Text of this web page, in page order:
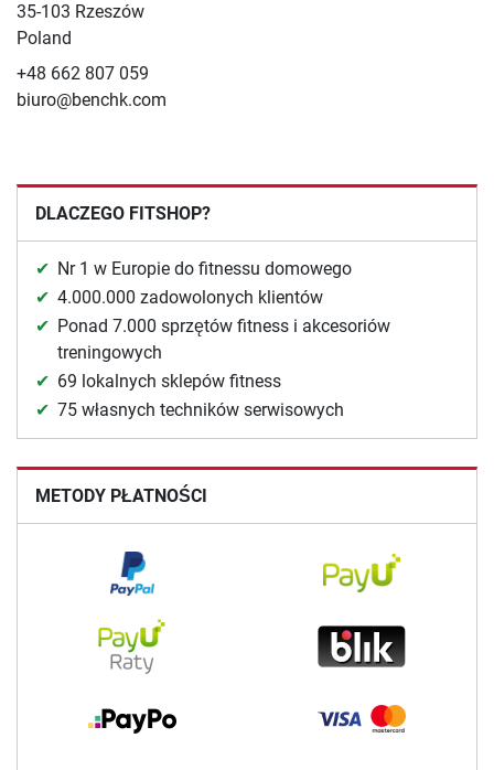
35-103 Rzeszów
Poland
+48 662 807 059
biuro@benchk.com
DLACZEGO FITSHOP?
Nr 1 w Europie do fitnessu domowego
4.000.000 zadowolonych klientów
Ponad 7.000 sprzętów fitness i akcesoriów
treningowych
69 lokalnych sklepów fitness
75 własnych techników serwisowych
METODY PŁATNOŚCI